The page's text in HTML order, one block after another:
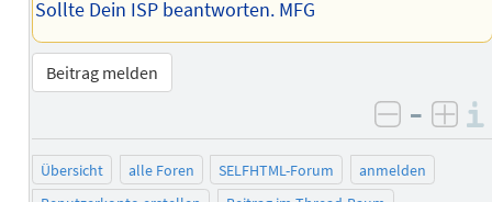
Sollte Dein ISP beantworten. MFG
Beitrag melden
negativ
–
Übersicht alle Foren SELFHTML-Forum
anmelden